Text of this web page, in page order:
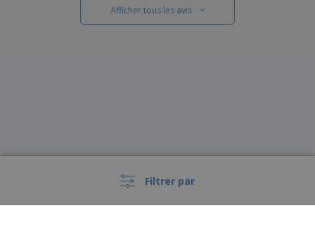
Filtrer par
Afficher tous les avis